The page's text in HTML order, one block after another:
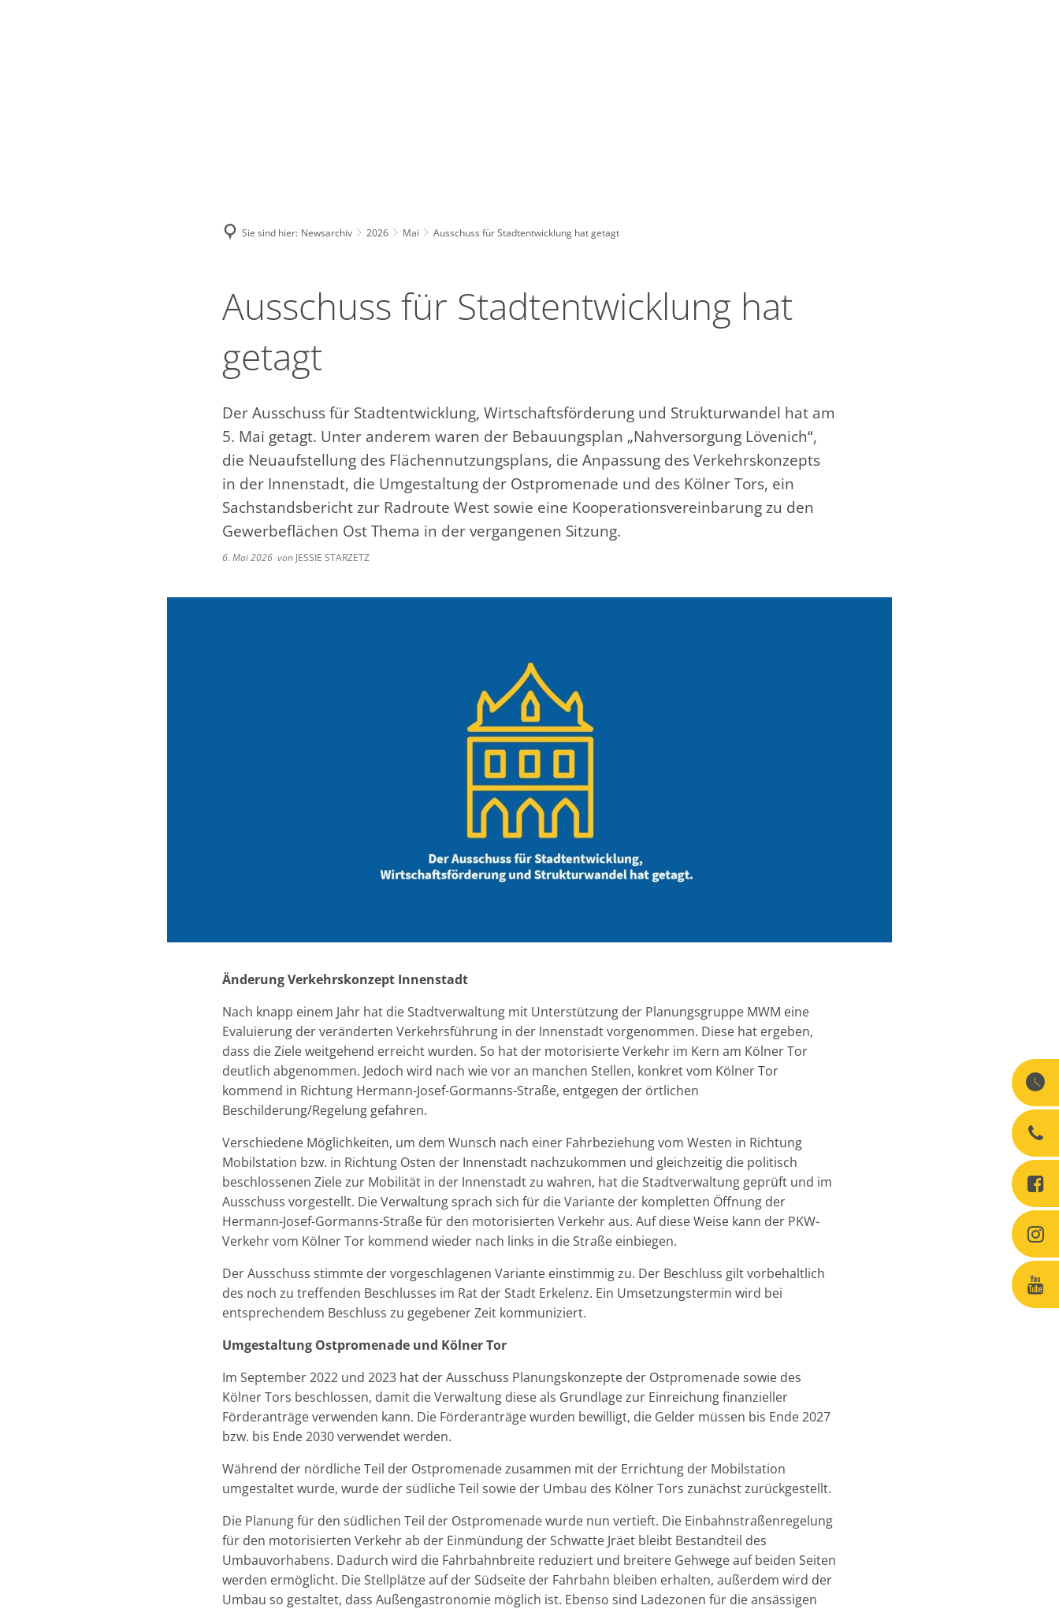
Sie sind hier: Newsarchiv 2026 Mai Ausschuss für Stadtentwicklung hat getagt
Ausschuss für Stadtentwicklung hat
getagt
Der Ausschuss für Stadtentwicklung, Wirtschaftsförderung und Strukturwandel hat am
5. Mai getagt. Unter anderem waren der Bebauungsplan „Nahversorgung Lövenich“,
die Neuaufstellung des Flächennutzungsplans, die Anpassung des Verkehrskonzepts
in der Innenstadt, die Umgestaltung der Ostpromenade und des Kölner Tors, ein
Sachstandsbericht zur Radroute West sowie eine Kooperationsvereinbarung zu den
Gewerbeflächen Ost Thema in der vergangenen Sitzung.
6. Mai 2026 von JESSIE STARZETZ
Änderung Verkehrskonzept Innenstadt
Nach knapp einem Jahr hat die Stadtverwaltung mit Unterstützung der Planungsgruppe MWM eine
Evaluierung der veränderten Verkehrsführung in der Innenstadt vorgenommen. Diese hat ergeben,
dass die Ziele weitgehend erreicht wurden. So hat der motorisierte Verkehr im Kern am Kölner Tor
deutlich abgenommen. Jedoch wird nach wie vor an manchen Stellen, konkret vom Kölner Tor
kommend in Richtung Hermann-Josef-Gormanns-Straße, entgegen der örtlichen
Beschilderung/Regelung gefahren.
Verschiedene Möglichkeiten, um dem Wunsch nach einer Fahrbeziehung vom Westen in Richtung
Mobilstation bzw. in Richtung Osten der Innenstadt nachzukommen und gleichzeitig die politisch
beschlossenen Ziele zur Mobilität in der Innenstadt zu wahren, hat die Stadtverwaltung geprüft und im
Ausschuss vorgestellt. Die Verwaltung sprach sich für die Variante der kompletten Öffnung der
Hermann-Josef-Gormanns-Straße für den motorisierten Verkehr aus. Auf diese Weise kann der PKW-
Verkehr vom Kölner Tor kommend wieder nach links in die Straße einbiegen.
Der Ausschuss stimmte der vorgeschlagenen Variante einstimmig zu. Der Beschluss gilt vorbehaltlich
des noch zu treffenden Beschlusses im Rat der Stadt Erkelenz. Ein Umsetzungstermin wird bei
entsprechendem Beschluss zu gegebener Zeit kommuniziert.
Umgestaltung Ostpromenade und Kölner Tor
Im September 2022 und 2023 hat der Ausschuss Planungskonzepte der Ostpromenade sowie des
Kölner Tors beschlossen, damit die Verwaltung diese als Grundlage zur Einreichung finanzieller
Förderanträge verwenden kann. Die Förderanträge wurden bewilligt, die Gelder müssen bis Ende 2027
bzw. bis Ende 2030 verwendet werden.
Während der nördliche Teil der Ostpromenade zusammen mit der Errichtung der Mobilstation
umgestaltet wurde, wurde der südliche Teil sowie der Umbau des Kölner Tors zunächst zurückgestellt.
Die Planung für den südlichen Teil der Ostpromenade wurde nun vertieft. Die Einbahnstraßenregelung
für den motorisierten Verkehr ab der Einmündung der Schwatte Jräet bleibt Bestandteil des
Umbauvorhabens. Dadurch wird die Fahrbahnbreite reduziert und breitere Gehwege auf beiden Seiten
werden ermöglicht. Die Stellplätze auf der Südseite der Fahrbahn bleiben erhalten, außerdem wird der
Umbau so gestaltet, dass Außengastronomie möglich ist. Ebenso sind Ladezonen für die ansässigen